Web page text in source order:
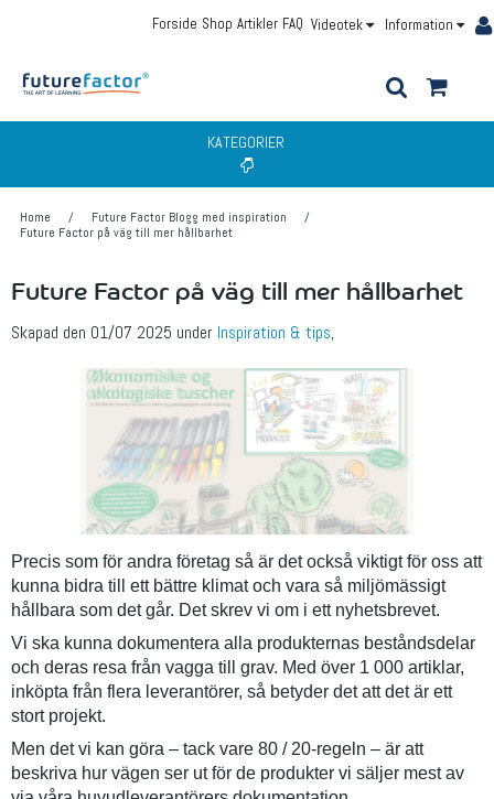
Information
Videotek
FAQ
Artikler
Shop
Forside
KATEGORIER
Home / Future Factor Blogg med inspiration
/
Future Factor på väg till mer hållbarhet
Future Factor på väg till mer hållbarhet
Skapad den 01/07 2025 under Inspiration & tips,
Precis som för andra företag så är det också viktigt för oss att
kunna bidra till ett bättre klimat och vara så miljömässigt
hållbara som det går. Det skrev vi om i ett nyhetsbrevet.
Vi ska kunna dokumentera alla produkternas beståndsdelar
och deras resa från vagga till grav. Med över 1 000 artiklar,
inköpta från flera leverantörer, så betyder det att det är ett
stort projekt.
Men det vi kan göra – tack vare 80 / 20-regeln – är att
beskriva hur vägen ser ut för de produkter vi säljer mest av